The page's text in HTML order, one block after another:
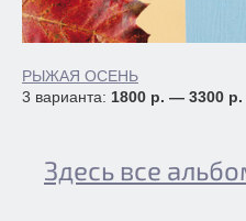
РЫЖАЯ ОСЕНЬ
3 варианта: 1800 р. — 3300 р.
Здесь все